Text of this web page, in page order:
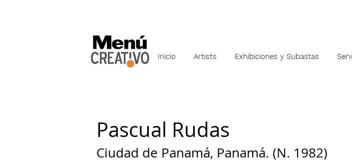
Inicio Artists Exhibiciones y Subastas
Pascual Rudas
Ciudad de Panamá, Panamá. (N. 1982)